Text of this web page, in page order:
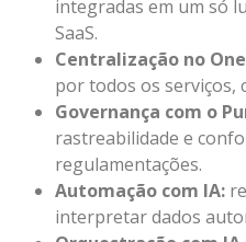
integradas em um só
SaaS.
Centralização no
por todos os serviços,
Governança com o
rastreabilidade e
regulamentações.
Automação com IA:
interpretar dados